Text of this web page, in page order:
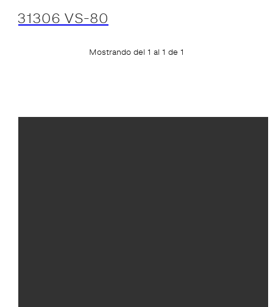
31306 VS-80
Mostrando del 1 al 1 de 1